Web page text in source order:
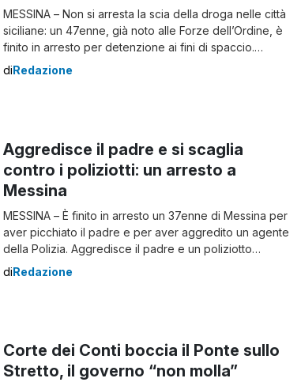
MESSINA – Non si arresta la scia della droga nelle città
siciliane: un 47enne, già noto alle Forze dell’Ordine, è
finito in arresto per detenzione ai fini di spaccio.
Ebbene, un “maxi spaccio”, considerando che
diRedazione
Aggredisce il padre e si scaglia
contro i poliziotti: un arresto a
Messina
MESSINA – È finito in arresto un 37enne di Messina per
aver picchiato il padre e per aver aggredito un agente
della Polizia. Aggredisce il padre e un poliziotto
Durante un servizio di vigilanza alla stazione ferroviaria
diRedazione
Corte dei Conti boccia il Ponte sullo
Stretto, il governo “non molla”